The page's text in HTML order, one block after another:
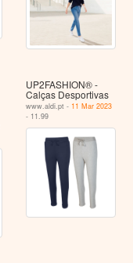
UP2FASHION® -
Calças Desportivas
www.aldi.pt - 11 Mar 2023
- 11.99